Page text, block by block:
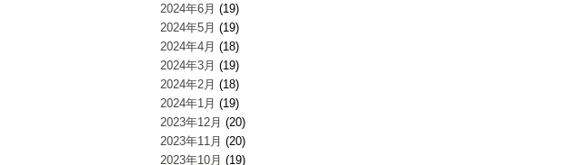
2024年6月 (19)
2024年5月 (19)
2024年4月 (18)
2024年3月 (19)
2024年2月 (18)
2024年1月 (19)
2023年12月 (20)
2023年11月 (20)
2023年10月 (19)